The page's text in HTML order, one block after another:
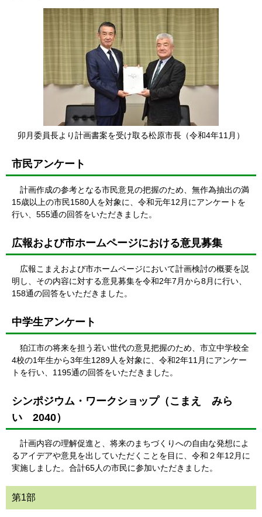
卯月委員長より計画書案を受け取る松原市長（令和4年11月）
市民アンケート
計画作成の参考となる市民意見の把握のため、無作為抽出の満
15歳以上の市民1580人を対象に、令和元年12月にアンケートを
行い、555通の回答をいただきました。
広報および市ホームページにおける意見募集
広報こまえおよび市ホームページにおいて計画検討の概要を説
明し、その内容に対する意見募集を令和2年7月から8月に行い、
158通の回答をいただきました。
中学生アンケート
狛江市の将来を担う若い世代の意見把握のため、市立中学校全
4校の1年生から3年生1289人を対象に、令和2年11月にアンケー
トを行い、1195通の回答をいただきました。
シンポジウム・ワークショップ（こまえ みら
い 2040）
計画内容の理解促進と、将来のまちづくりへの自由な発想によ
るアイデアや意見を出していただくことを目に、令和２年12月に
実施しました。合計65人の市民に参加いただきました。
第1部